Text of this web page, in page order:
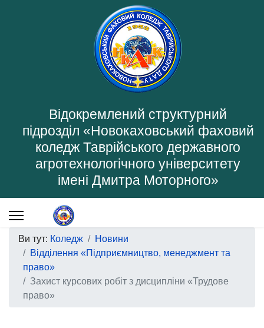
Відокремлений структурний
підрозділ «Новокаховський фаховий
коледж Таврійського державного
агротехнологічного університету
імені Дмитра Моторного»
Ви тут: Коледж
Новини
Відділення «Підприємництво, менеджмент та
право»
Захист курсових робіт з дисципліни «Трудове
право»